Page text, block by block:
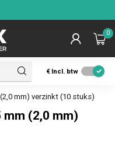
0
€ Incl. btw
mm) verzinkt (10 stuks)
mm (2,0 mm)